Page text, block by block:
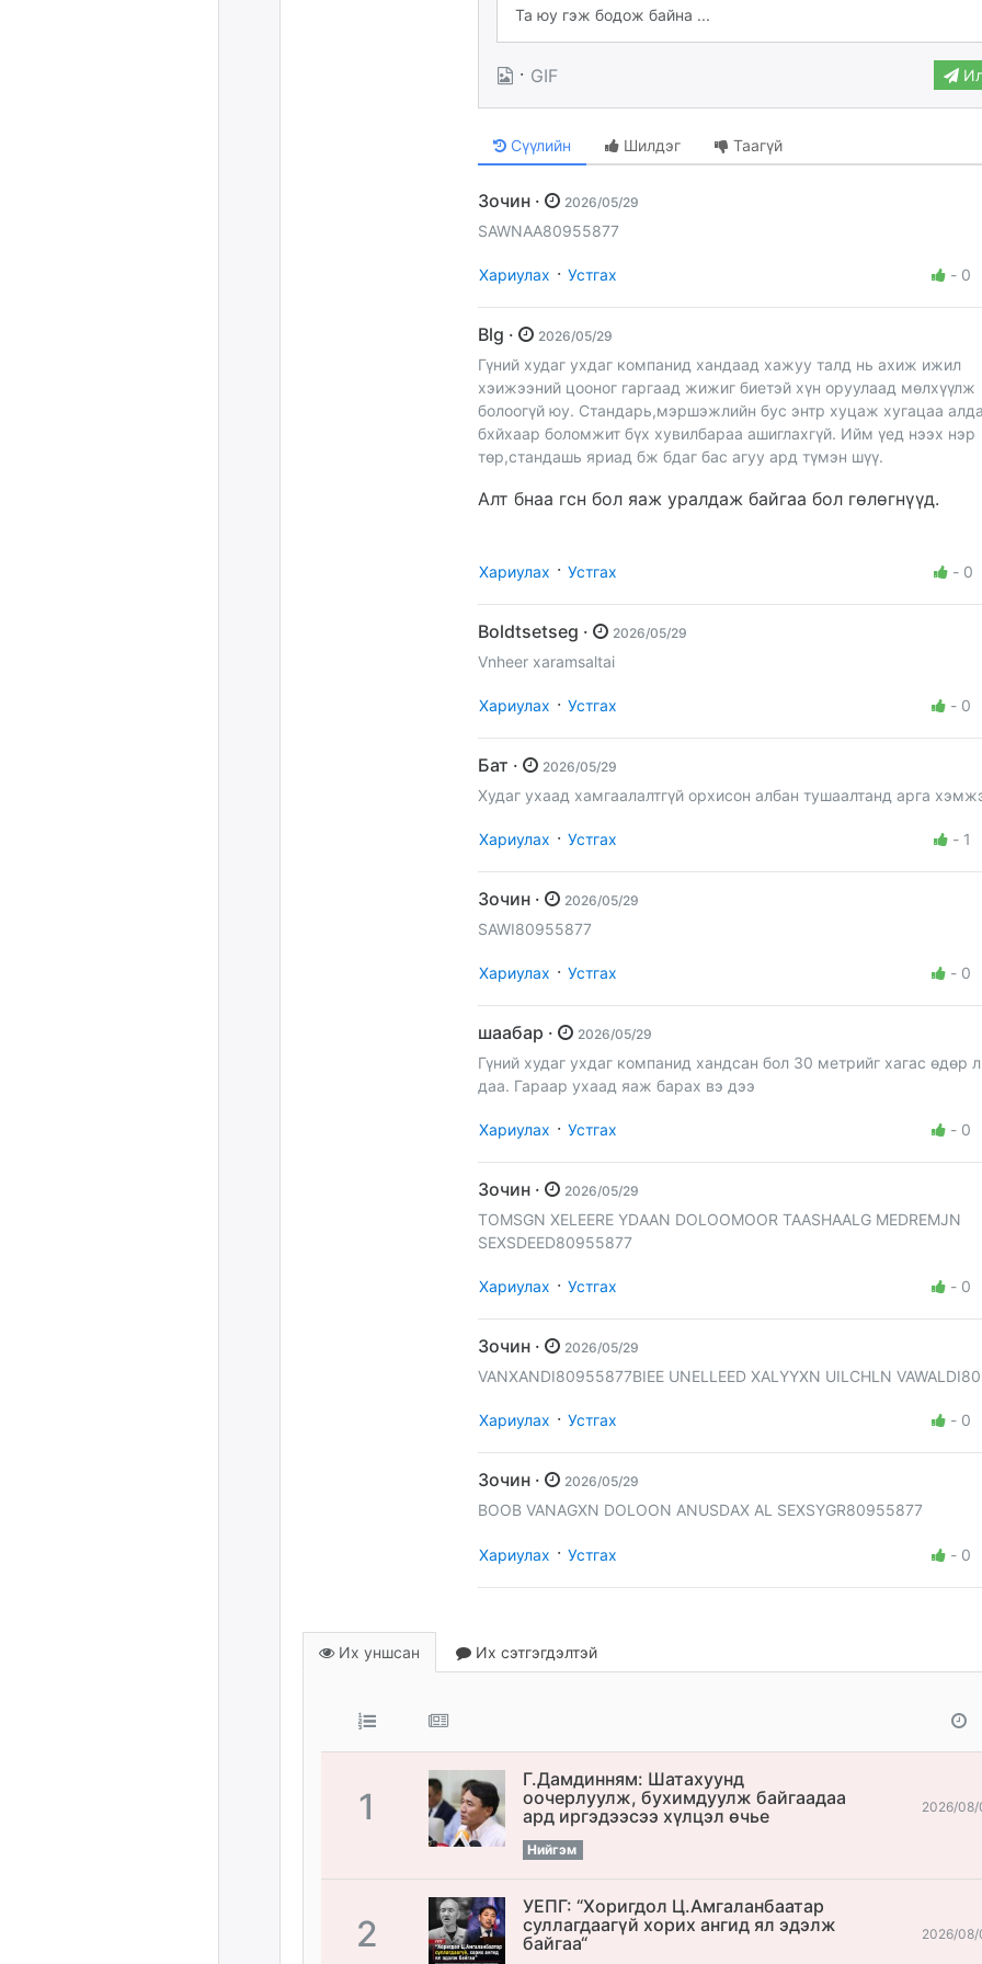
· GIF
Сүүлийн Шилдэг Таагүй
Зочин · 2026/05/29
SAWNAA80955877
Хариулах · Устгах - 0
Blg · 2026/05/29
Гүний худаг ухдаг компанид хандаад хажуу талд нь ахиж ижил
хэижээний цооног гаргаад жижиг биетэй хүн оруулаад мөлхүүлж
болоогүй юу. Стандарь,мэршэжлийн бус энтр хуцаж хугацаа
бхйхаар боломжит бүх хувилбараа ашиглахгүй. Ийм үед нээх нэр
төр,стандашь яриад бж бдаг бас агуу ард түмэн шүү.
Алт бнаа гсн бол яаж уралдаж байгаа бол гөлөгнүүд.
Хариулах · Устгах - 0
Boldtsetseg · 2026/05/29
Vnheer xaramsaltai
Хариулах · Устгах - 0
Бат · 2026/05/29
Худаг ухаад хамгаалалтгүй орхисон албан тушаалтанд арга
Хариулах · Устгах - 1
Зочин · 2026/05/29
SAWI80955877
Хариулах · Устгах - 0
шаабар · 2026/05/29
Гүний худаг ухдаг компанид хандсан бол 30 метрийг хагас өдөр
даа. Гараар ухаад яаж барах вэ дээ
Хариулах · Устгах - 0
Зочин · 2026/05/29
TOMSGN XELEERE YDAAN DOLOOMOOR TAASHAALG MEDREMJN
SEXSDEED80955877
Хариулах · Устгах - 0
Зочин · 2026/05/29
VANXANDI80955877BIEE UNELLEED XALYYXN UILCHLN
Хариулах · Устгах - 0
Зочин · 2026/05/29
BOOB VANAGXN DOLOON ANUSDAX AL SEXSYGR80955877
Хариулах · Устгах - 0
Их уншсан Их сэтгэгдэлтэй
1
Г.Дамдинням: Шатахуунд
оочерлуулж, бухимдуулж байгаадаа
ард иргэдээсээ хүлцэл өчье
Нийгэм
2026/08/
2
УЕПГ: “Хоригдол Ц.Амгаланбаатар
cуллагдаагүй хорих ангид ял эдэлж
байгаа“
2026/08/